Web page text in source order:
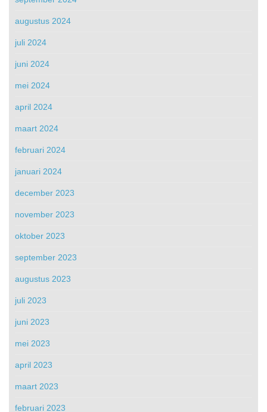
augustus 2024
juli 2024
juni 2024
mei 2024
april 2024
maart 2024
februari 2024
januari 2024
december 2023
november 2023
oktober 2023
september 2023
augustus 2023
juli 2023
juni 2023
mei 2023
april 2023
maart 2023
februari 2023